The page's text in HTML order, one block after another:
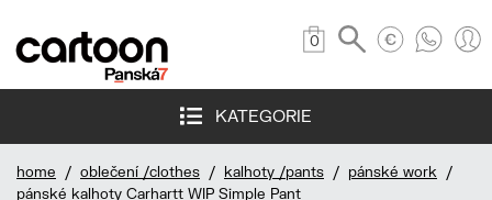
0
KATEGORIE
home / oblečení /clothes / kalhoty /pants / pánské work /
pánské kalhoty Carhartt WIP Simple Pant